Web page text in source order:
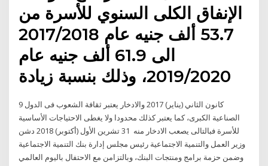
الإنفاق الكلى السنوي للأسرة من
53.7 ألف جنيه عام 2017/2018
الى 61.9 ألف جنيه عام
2019/2020، وذلك بنسبة زيادة
9 كانون الثاني (يناير) 2017 والادخار يعتبر ثقافة الشعوب فى الدول
الصناعية الكبرى، كما يعتبر كذلك محدودا ولا يغطى الاحتياجات الأساسية
للأسرة فبالتالى يصعب الادخار منه 31 تشرين الأول (أكتوبر) 2018 دشن
وزير العمل والتنمية الاجتماعية رئيس مجلس إدارة بنك التنمية الاجتماعية
وضمن حزمة برامج ومنتجات البنك، وبالتزامن مع الاحتفال باليوم العالمي